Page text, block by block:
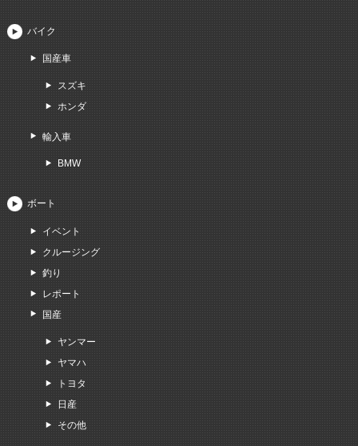
バイク
国産車
スズキ
ホンダ
輸入車
BMW
ボート
イベント
クルージング
釣り
レポート
国産
ヤンマー
ヤマハ
トヨタ
日産
その他